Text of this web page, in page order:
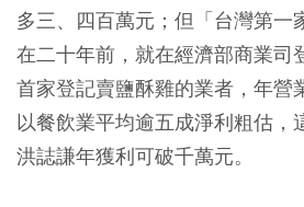
多三、四百萬元；但「台灣第一
在二十年前，就在經濟部商業司
首家登記賣鹽酥雞的業者，年營
以餐飲業平均逾五成淨利粗估，
洪誌謙年獲利可破千萬元。